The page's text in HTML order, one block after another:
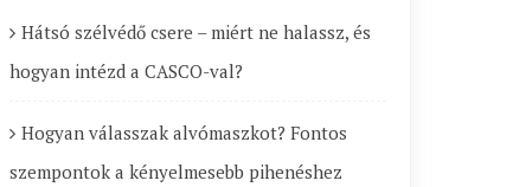
Hátsó szélvédő csere – miért ne halassz, és
hogyan intézd a CASCO-val?
Hogyan válasszak alvómaszkot? Fontos
szempontok a kényelmesebb pihenéshez